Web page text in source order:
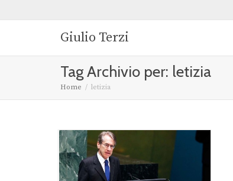
Giulio Terzi
Tag Archivio per: letizia
Home letizia